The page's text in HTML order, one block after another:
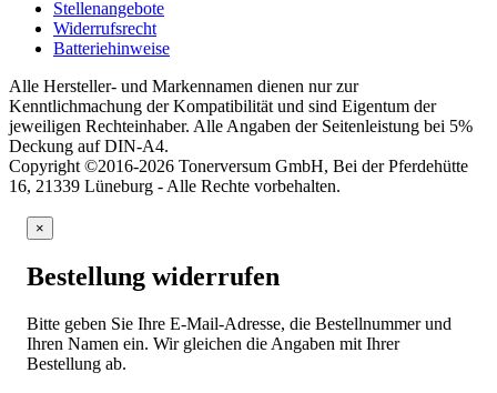
Stellenangebote
Widerrufsrecht
Batteriehinweise
Alle Hersteller- und Markennamen dienen nur zur
Kenntlichmachung der Kompatibilität und sind Eigentum der
jeweiligen Rechteinhaber. Alle Angaben der Seitenleistung bei 5%
Deckung auf DIN-A4.
Copyright ©2016-2026 Tonerversum GmbH, Bei der Pferdehütte
16, 21339 Lüneburg - Alle Rechte vorbehalten.
×
Bestellung widerrufen
Bitte geben Sie Ihre E-Mail-Adresse, die Bestellnummer und
Ihren Namen ein. Wir gleichen die Angaben mit Ihrer
Bestellung ab.